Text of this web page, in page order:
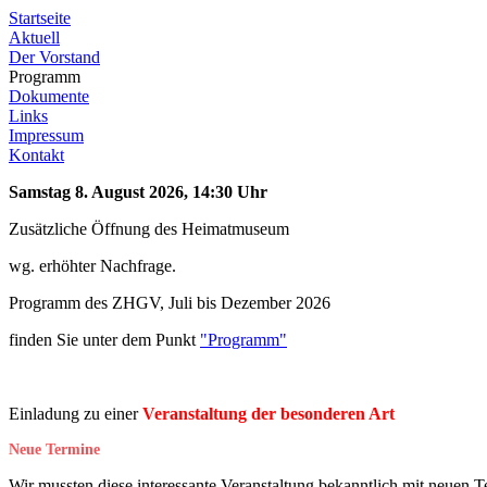
Startseite
Aktuell
Der Vorstand
Programm
Dokumente
Links
Impressum
Kontakt
Samstag 8. August 2026, 14:30 Uhr
Zusätzliche Öffnung des Heimatmuseum
wg. erhöhter Nachfrage.
Programm des ZHGV, Juli bis Dezember 2026
finden Sie unter dem Punkt "Programm"
Einladung zu einerVeranstaltung der besonderen Art
Neue Termine